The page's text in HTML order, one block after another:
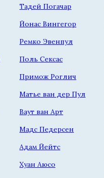
Тадей Погачар
Йонас Вингегор
Ремко Эвенпул
Поль Сексас
Примож Роглич
Матье ван дер Пул
Ваут ван Арт
Мадс Педерсен
Адам Йейтс
Хуан Аюсо